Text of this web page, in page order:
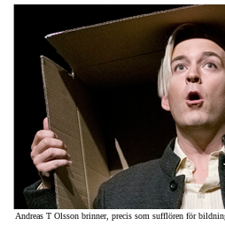
Andreas T Olsson brinner, precis som sufflören för